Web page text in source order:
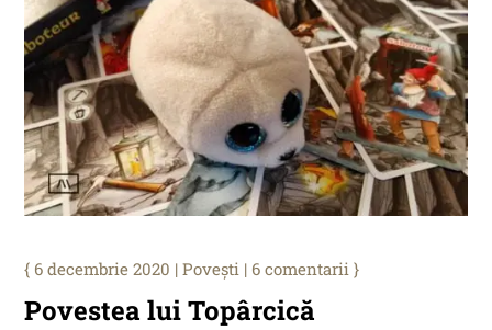
Povestea lui Topârcică
6 decembrie 2020 |Povești | 6 comentarii